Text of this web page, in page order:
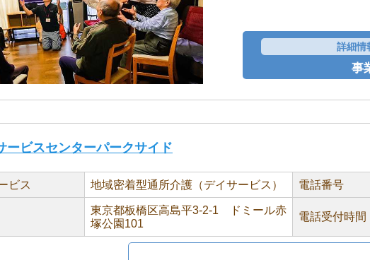
詳細情
事
ービスセンターパークサイド
ビス 地域密着型通所介護（デイサービス） 電話番号
東京都板橋区高島平3-2-1 ドミール赤
塚公園101
電話受付時間